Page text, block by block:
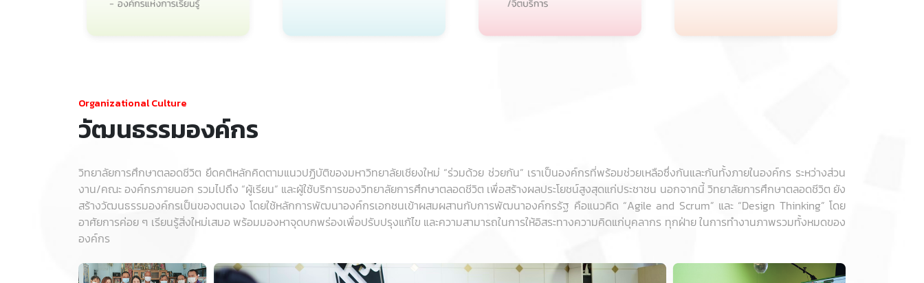
Organizational Culture
วัฒนธรรมองค์กร
วิทยาลัยการศึกษาตลอดชีวิต ยึดคติหลักคิดตามแนวปฏิบัติของมหาวิทยาลัยเชียงใหม่ “ร่วมด้วย ช่วยกัน” เราเป็นองค์กรที่พร้อมช่วยเหลือซึ่งกันและกันทั้งภายในองค์กร ระหว่างส่วน
งาน/คณะ องค์กรภายนอก รวมไปถึง “ผู้เรียน” และผู้ใช้บริการของวิทยาลัยการศึกษาตลอดชีวิต เพื่อสร้างผลประโยชน์สูงสุดแก่ประชาชน นอกจากนี้ วิทยาลัยการศึกษาตลอดชีวิต ยัง
สร้างวัฒนธรรมองค์กรเป็นของตนเอง โดยใช้หลักการพัฒนาองค์กรเอกชนเข้าผสมผสานกับการพัฒนาองค์กรรัฐ คือแนวคิด “Agile and Scrum” และ “Design Thinking” โดย
อาศัยการค่อย ๆ เรียนรู้สิ่งใหม่เสมอ พร้อมมองหาจุดบกพร่องเพื่อปรับปรุงแก้ไข และความสามารถในการให้อิสระทางความคิดแก่บุคลากร ทุกฝ่าย ในการทำงานภาพรวมทั้งหมดของ
องค์กร